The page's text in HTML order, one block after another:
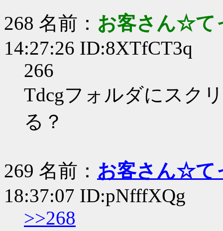
268 名前： お客さん☆て
14:27:26 ID:8XTfCT3q
266
Tdcgフォルダにスク
る？
269 名前： お客さん☆て
18:37:07 ID:pNfffXQg
>>268